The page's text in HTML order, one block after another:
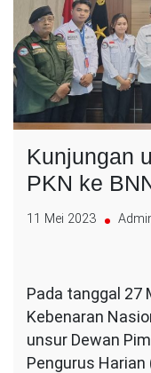
Kunjungan
PKN ke
11 Mei 2023
Pada tanggal 27
Kebenaran
unsur Dewan
Pengurus